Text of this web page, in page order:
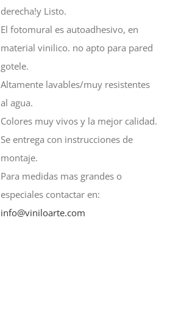
derecha!y Listo.
El fotomural es autoadhesivo, en
material vinilico. no apto para pared
gotele.
Altamente lavables/muy resistentes
al agua.
Colores muy vivos y la mejor calidad.
Se entrega con instrucciones de
montaje.
Para medidas mas grandes o
especiales contactar en:
info@viniloarte.com